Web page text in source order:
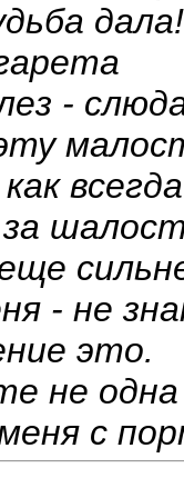
дала!
-
- не
это.
не
с